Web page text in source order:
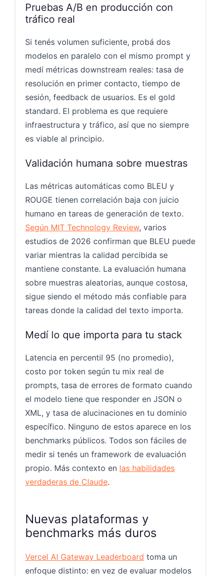
Pruebas A/B en producción con
tráfico real
Si tenés volumen suficiente, probá dos
modelos en paralelo con el mismo prompt y
medí métricas downstream reales: tasa de
resolución en primer contacto, tiempo de
sesión, feedback de usuarios. Es el gold
standard. El problema es que requiere
infraestructura y tráfico, así que no siempre
es viable al principio.
Validación humana sobre muestras
Las métricas automáticas como BLEU y
ROUGE tienen correlación baja con juicio
humano en tareas de generación de texto.
Según MIT Technology Review, varios
estudios de 2026 confirman que BLEU puede
variar mientras la calidad percibida se
mantiene constante. La evaluación humana
sobre muestras aleatorias, aunque costosa,
sigue siendo el método más confiable para
tareas donde la calidad del texto importa.
Medí lo que importa para tu stack
Latencia en percentil 95 (no promedio),
costo por token según tu mix real de
prompts, tasa de errores de formato cuando
el modelo tiene que responder en JSON o
XML, y tasa de alucinaciones en tu dominio
específico. Ninguno de estos aparece en los
benchmarks públicos. Todos son fáciles de
medir si tenés un framework de evaluación
propio. Más contexto en las habilidades
verdaderas de Claude.
Nuevas plataformas y
benchmarks más duros
Vercel AI Gateway Leaderboard toma un
enfoque distinto: en vez de evaluar modelos